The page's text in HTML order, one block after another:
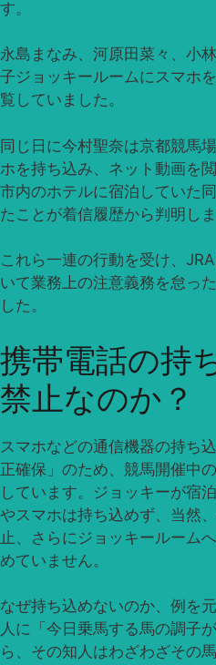
す。
永島まなみ、河原田菜々、小
子ジョッキールームにスマホ
覧していました。
同じ日に今村聖奈は京都競馬
ホを持ち込み、ネット動画を
市内のホテルに宿泊していた
たことが着信履歴から判明しま
これら一連の行動を受け、
いて業務上の注意義務を怠っ
した。
携帯電話の持
禁止なのか？
スマホなどの通信機器の持ち
正確保」のため、競馬開催中
しています。ジョッキーが宿
やスマホは持ち込めず、当然
止、さらにジョッキールーム
めていません。
なぜ持ち込めないのか、例を
人に「今日乗馬する馬の調子
ら、その知人はわざわざその